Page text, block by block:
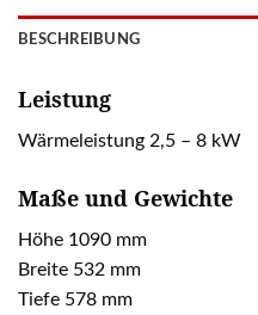
BESCHREIBUNG
Leistung
Wärmeleistung 2,5 – 8 kW
Maße und Gewichte
Höhe 1090 mm
Breite 532 mm
Tiefe 578 mm